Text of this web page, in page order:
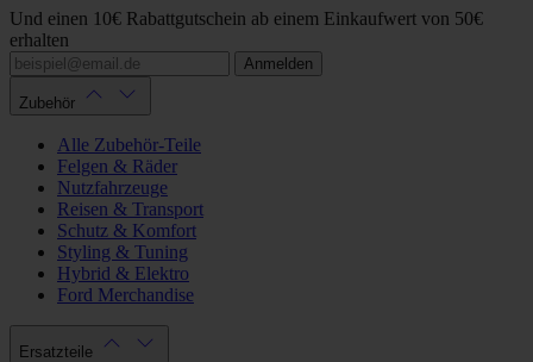
Und einen 10€ Rabattgutschein ab einem Einkaufwert von 50€
erhalten
Anmelden
Zubehör
Alle Zubehör-Teile
Felgen & Räder
Nutzfahrzeuge
Reisen & Transport
Schutz & Komfort
Styling & Tuning
Hybrid & Elektro
Ford Merchandise
Ersatzteile